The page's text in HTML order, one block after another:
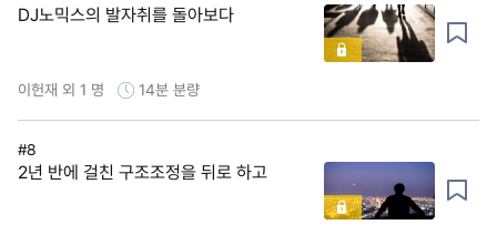
DJ노믹스의 발자취를 돌아보다
이헌재 외 1 명 14분 분량
#8
2년 반에 걸친 구조조정을 뒤로 하고